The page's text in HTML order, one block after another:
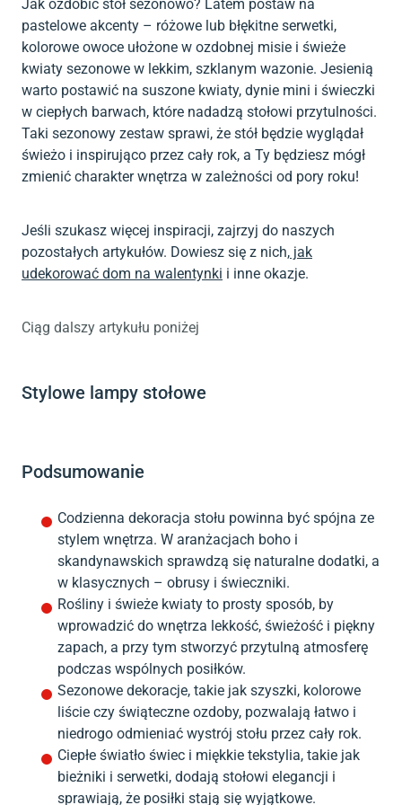
Jak ozdobić stół sezonowo? Latem postaw na
pastelowe akcenty – różowe lub błękitne serwetki,
kolorowe owoce ułożone w ozdobnej misie i świeże
kwiaty sezonowe w lekkim, szklanym wazonie. Jesienią
warto postawić na suszone kwiaty, dynie mini i świeczki
w ciepłych barwach, które nadadzą stołowi przytulności.
Taki sezonowy zestaw sprawi, że stół będzie wyglądał
świeżo i inspirująco przez cały rok, a Ty będziesz mógł
zmienić charakter wnętrza w zależności od pory roku!
Jeśli szukasz więcej inspiracji, zajrzyj do naszych
pozostałych artykułów. Dowiesz się z nich, jak
udekorować dom na walentynki i inne okazje.
Ciąg dalszy artykułu poniżej
Stylowe lampy stołowe
Podsumowanie
Codzienna dekoracja stołu powinna być spójna ze
stylem wnętrza. W aranżacjach boho i
skandynawskich sprawdzą się naturalne dodatki, a
w klasycznych – obrusy i świeczniki.
Rośliny i świeże kwiaty to prosty sposób, by
wprowadzić do wnętrza lekkość, świeżość i piękny
zapach, a przy tym stworzyć przytulną atmosferę
podczas wspólnych posiłków.
Sezonowe dekoracje, takie jak szyszki, kolorowe
liście czy świąteczne ozdoby, pozwalają łatwo i
niedrogo odmieniać wystrój stołu przez cały rok.
Ciepłe światło świec i miękkie tekstylia, takie jak
bieżniki i serwetki, dodają stołowi elegancji i
sprawiają, że posiłki stają się wyjątkowe.